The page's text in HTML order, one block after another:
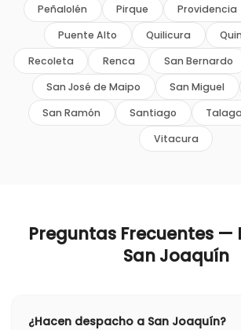
Peñalolén Pirque Providencia
Puente Alto
Quilicura
Recoleta
Renca San Bernardo
San José de Maipo
San Miguel
San Ramón
Santiago
Vitacura
Preguntas Frecuentes —
San Joaquín
¿Hacen despacho a San Joaquín?